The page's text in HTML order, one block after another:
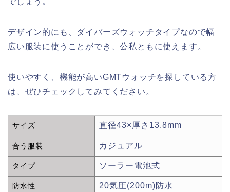
デザイン的にも、ダイバーズウォッチタイプなので幅
広い服装に使うことができ、公私ともに使えます。
使いやすく、機能が高いGMTウォッチを探している方
は、ぜひチェックしてみてください。
サイズ 直径43×厚さ13.8mm
合う服装 カジュアル
タイプ ソーラー電池式
防水性 20気圧(200m)防水